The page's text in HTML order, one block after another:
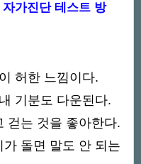
가진단 테스트 방
허한 느낌이다.
기분도 다운된다.
는 것을 좋아한다.
돌면 말도 안 되는